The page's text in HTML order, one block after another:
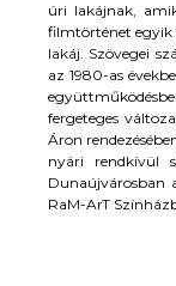
úri lakájnak,
filmtörténet egyik
lakáj. Szövegei
az 1980-as
fergeteges
Áron
nyári rendkívül
Dunaújvárosban
RaM-ArT